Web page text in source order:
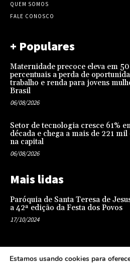
QUEM SOMOS
FALE CONOSCO
+ Populares
Maternidade precoce eleva em
percentuais a perda de
trabalho e renda para jovens
Brasil
06/08/2026
Setor de tecnologia cresce 61%
década e chega a mais de 221
na capital
06/08/2026
Mais lidas
Paróquia de Santa Teresa de
a 42ª edição da Festa dos Povos
17/10/2024
Representatividade na infância: o
Estamos usando cookies para